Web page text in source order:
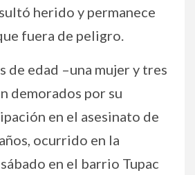
herido y permanece
fuera de peligro.
de edad –una mujer y tres
demorados por su
en el asesinato de
ocurrido en la
en el barrio Tupac